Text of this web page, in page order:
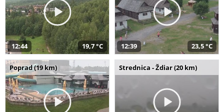
12:44 19,7 °C 12:39 23,5 °C
Poprad (19 km) Strednica - Ždiar (20 km)